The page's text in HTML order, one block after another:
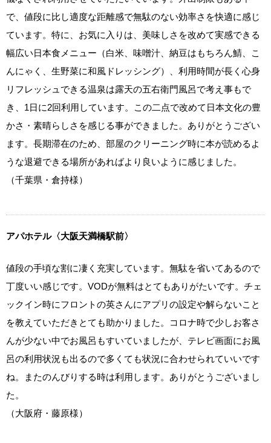
で、値段に比し適度な距離感で無駄のない効率さを快適に感じ
ています。特に、お気に入りは、美味しさを改めて実感できる
幅広い日本食メニュー（白米、味噌汁、納豆はもちろん鯖、こ
んにゃく、生野菜に和風ドレッシング）、利用時間が長く心身
リフレッシュできる温泉は露天の五右衛門風呂で考え事もで
き、1日に2回利用しています。この二点で改めて日本文化の豊
かさ・素晴らしさを感じる事ができました。ありがとうござい
ます。長期滞在のため、部屋のクリーニング時に本が読めるよ
うな退避できる場所があればより良いように感じました。
（千葉県・倉持様）
アパホテル〈大阪天満橋駅前〉
値段の手頃な割に凄く充実しています。無駄を省いてあるので
丁度いい感じです。VODが無料はとてもありがたいです。チェ
ックイン時にフロントの英さんにアプリの設定や解らないこと
を教えていただきとても助かりました。コロナ時で少しお客さ
んが少ない中でお風呂もすいていましたが、テレビ画面にお風
呂の利用状況も出るので多くても状況に合わせられていいです
ね。またのんびりする時は利用します。ありがとうございまし
た。
（大阪府・藤原様）